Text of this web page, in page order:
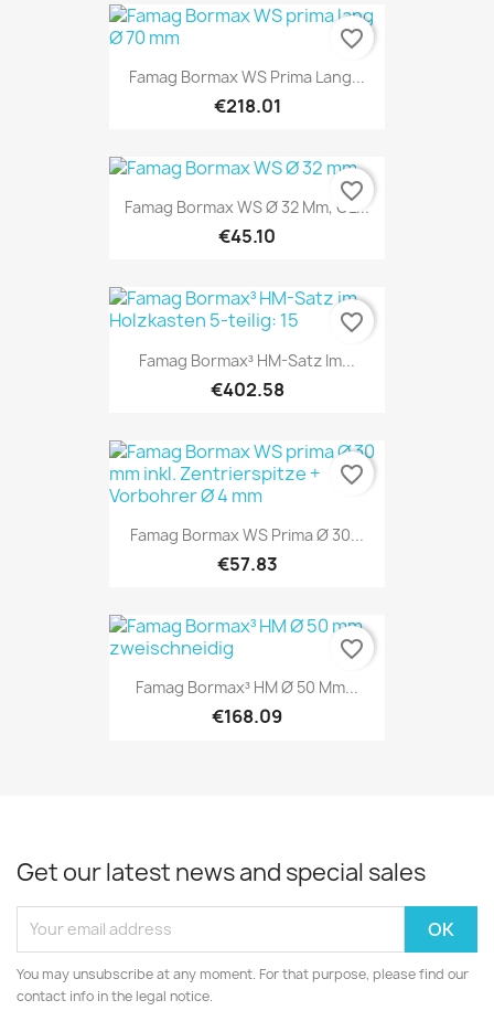
Famag Bormax WS Prima Lang...
€218.01
favorite_border
Famag Bormax WS Ø 32 Mm, GL...
€45.10
favorite_border
Famag Bormax³ HM-Satz Im...
€402.58
favorite_border
Famag Bormax WS Prima Ø 30...
€57.83
favorite_border
Famag Bormax³ HM Ø 50 Mm...
€168.09
favorite_border
Get our latest news and special sales
You may unsubscribe at any moment. For that purpose, please find our
contact info in the legal notice.